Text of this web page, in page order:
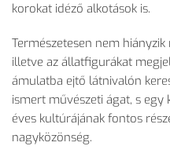
korokat idéző alkotások is.
Természetesen nem
illetve az állatfigurákat
ámulatba ejtő látnivalón
ismert művészeti ágat, s
éves kultúrájának fontos
nagyközönség.